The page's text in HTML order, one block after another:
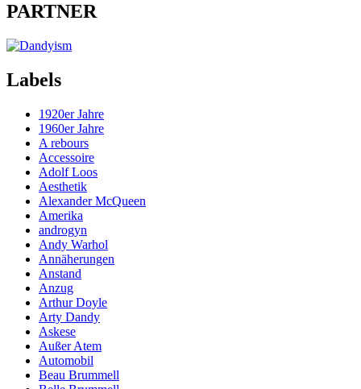
PARTNER
Labels
1920er Jahre
1960er Jahre
A rebours
Accessoire
Adolf Loos
Aesthetik
Alexander McQueen
Amerika
androgyn
Andy Warhol
Annäherungen
Anstand
Anzug
Arthur Doyle
Arty Dandy
Askese
Außer Atem
Automobil
Beau Brummell